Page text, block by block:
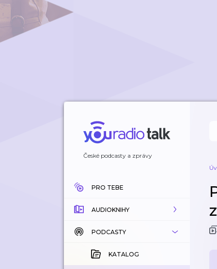
České podcasty a zprávy
PRO TEBE
AUDIOKNIHY
KATALOG
KOUPENÉ
PODCASTY
KATALOG